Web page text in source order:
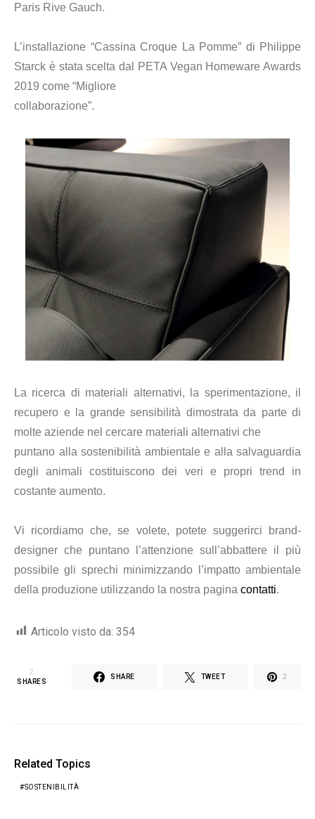
Paris Rive Gauch.
L’installazione “Cassina Croque La Pomme” di Philippe
Starck è stata scelta dal PETA Vegan Homeware Awards
2019 come “Migliore
collaborazione”.
La ricerca di materiali alternativi, la sperimentazione, il
recupero e la grande sensibilità dimostrata da parte di
molte aziende nel cercare materiali alternativi che
puntano alla sostenibilità ambientale e alla salvaguardia
degli animali costituiscono dei veri e propri trend in
costante aumento.
Vi ricordiamo che, se volete, potete suggerirci brand-
designer che puntano l’attenzione sull’abbattere il più
possibile gli sprechi minimizzando l’impatto ambientale
della produzione utilizzando la nostra pagina contatti.
Articolo visto da: 354
2
SHARES
SHARE TWEET 2
Related Topics
SOSTENIBILITÀ